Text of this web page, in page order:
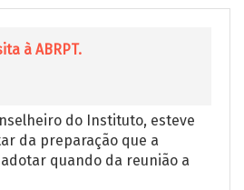
à ABRPT.
do Instituto, esteve
da preparação que a
quando da reunião a